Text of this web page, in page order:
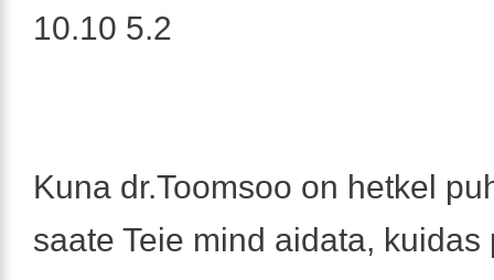
10.10 5.2
Kuna dr.Toomsoo on hetkel
saate Teie mind aidata, kuidas